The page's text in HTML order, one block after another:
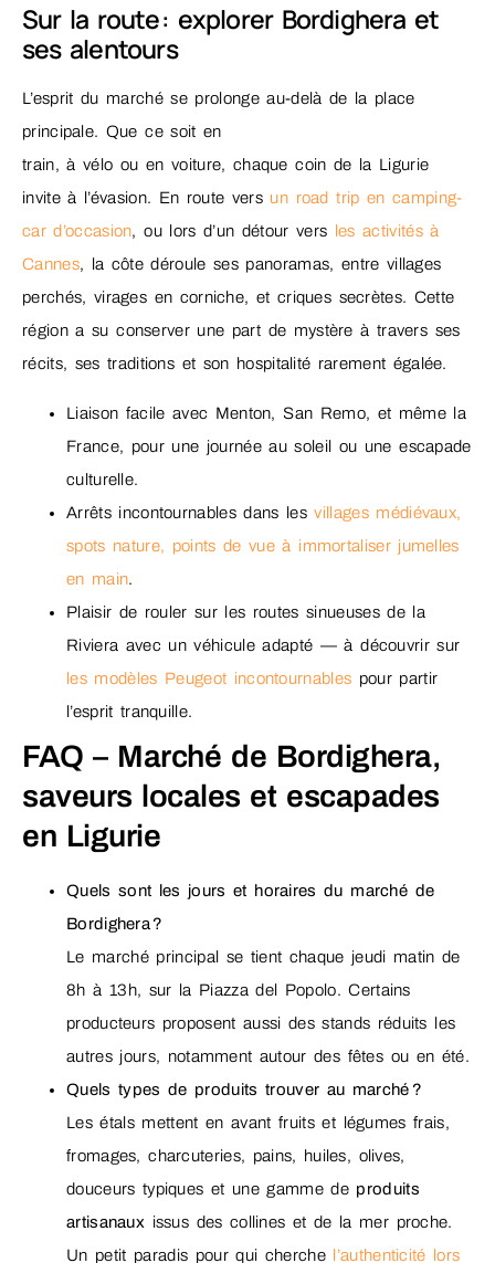
Sur la route : explorer Bordighera et
ses alentours
L’esprit du marché se prolonge au-delà de la place
principale. Que ce soit en
train, à vélo ou en voiture, chaque coin de la Ligurie
invite à l’évasion. En route vers un road trip en camping-
car d’occasion, ou lors d’un détour vers les activités à
Cannes, la côte déroule ses panoramas, entre villages
perchés, virages en corniche, et criques secrètes. Cette
région a su conserver une part de mystère à travers ses
récits, ses traditions et son hospitalité rarement égalée.
Liaison facile avec Menton, San Remo, et même la
France, pour une journée au soleil ou une escapade
culturelle.
Arrêts incontournables dans lesvillages médiévaux,
spots nature, points de vue à immortaliser jumelles
en main.
Plaisir de rouler sur les routes sinueuses de la
Riviera avec un véhicule adapté — à découvrir sur
les modèles Peugeot incontournables pour partir
l’esprit tranquille.
FAQ – Marché de Bordighera,
saveurs locales et escapades
en Ligurie
Quels sont les jours et horaires du marché de
Bordighera ?
Le marché principal se tient chaque jeudi matin de
8h à 13h, sur la Piazza del Popolo. Certains
producteurs proposent aussi des stands réduits les
autres jours, notamment autour des fêtes ou en été.
Quels types de produits trouver au marché ?
Les étals mettent en avant fruits et légumes frais,
fromages, charcuteries, pains, huiles, olives,
douceurs typiques et une gamme de produits
artisanaux issus des collines et de la mer proche.
Un petit paradis pour qui cherche l’authenticité lors